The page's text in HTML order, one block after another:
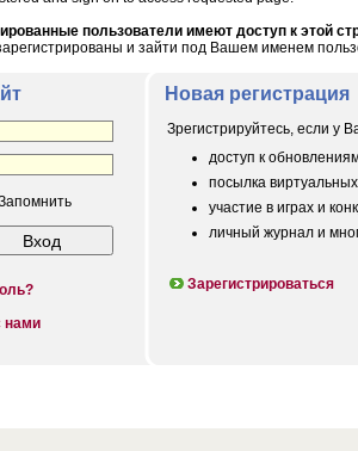
пользователи имеют доступ к этой
и зайти под Вашем именем
нами
Новая регистрация
Зрегистрируйтесь, если у
доступ к
посылка
участие в играх и
личный журнал и
Зарегистрироваться